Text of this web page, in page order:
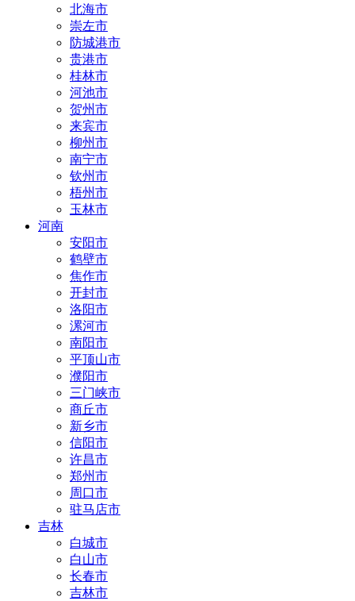
北海市
崇左市
防城港市
贵港市
桂林市
河池市
贺州市
来宾市
柳州市
南宁市
钦州市
梧州市
玉林市
河南
安阳市
鹤壁市
焦作市
开封市
洛阳市
漯河市
南阳市
平顶山市
濮阳市
三门峡市
商丘市
新乡市
信阳市
许昌市
郑州市
周口市
驻马店市
吉林
白城市
白山市
长春市
吉林市